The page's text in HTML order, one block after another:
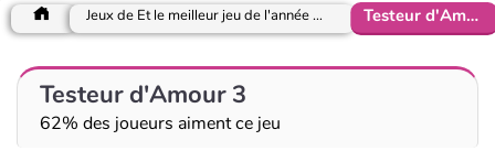
Jeux de Et le meilleur jeu de l'année est 2017 Testeur d'Amour 3
Testeur d'Amour 3
62% des joueurs aiment ce jeu